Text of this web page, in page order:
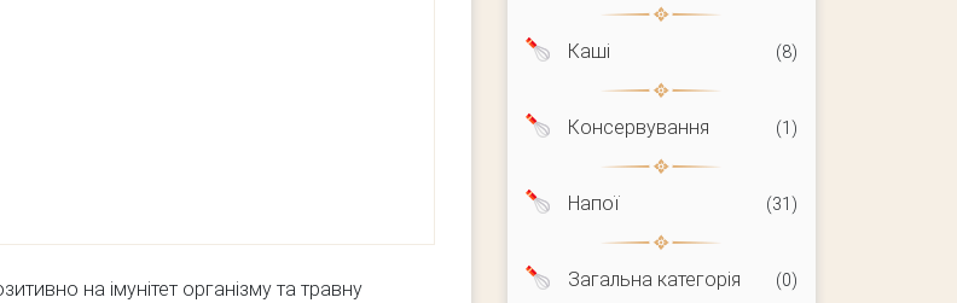
на імунітет організму та травну
Каші (8)
Консервування (1)
Напої (31)
Загальна категорія (0)